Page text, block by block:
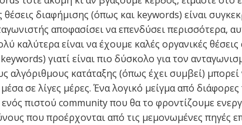
διαφήμισης (όπως και keywords) είναι
αποφασίσει να επενδύσει περισσότερα,
καλύτερα είναι να έχουμε καλές οργανικές
γιατί είναι πιο δύσκολο για τον
αλγόριθμους κατάταξης (όπως έχει συμβεί) μπορεί
σε λίγες μέρες. Ένα λογικό μείγμα από
πιστού community που θα το φροντίζουμε
που προέρχονται από τις μεμονωμένες πηγές